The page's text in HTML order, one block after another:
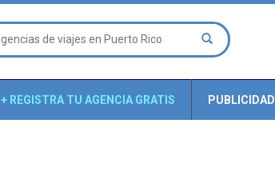
+ REGISTRA TU AGENCIA GRATIS PUBLICIDAD